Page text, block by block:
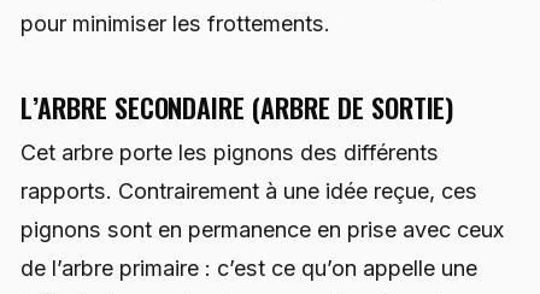
pour minimiser les frottements.
L’ARBRE SECONDAIRE (ARBRE DE SORTIE)
Cet arbre porte les pignons des différents
rapports. Contrairement à une idée reçue, ces
pignons sont en permanence en prise avec ceux
de l’arbre primaire : c’est ce qu’on appelle une